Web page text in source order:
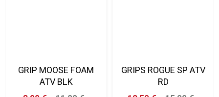
GRIP MOOSE FOAM
ATV BLK
GRIPS ROGUE SP ATV
RD